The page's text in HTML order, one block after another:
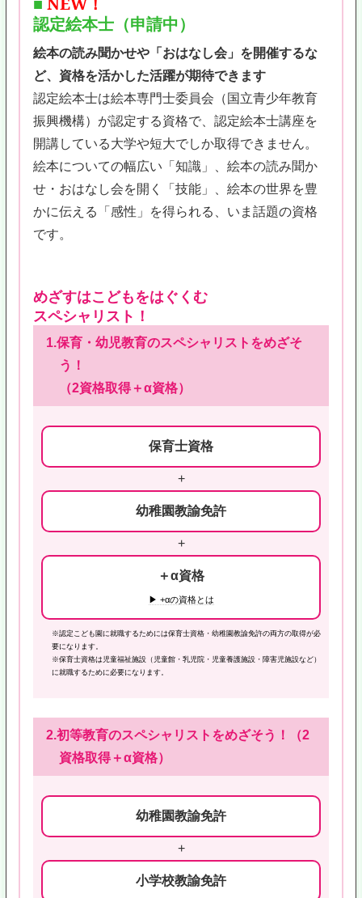
認定絵本士（申請中）
絵本の読み聞かせや「おはなし会」を開催するな
ど、資格を活かした活躍が期待できます
認定絵本士は絵本専門士委員会（国立青少年教育
振興機構）が認定する資格で、認定絵本士講座を
開講している大学や短大でしか取得できません。
絵本についての幅広い「知識」、絵本の読み聞か
せ・おはなし会を開く「技能」、絵本の世界を豊
かに伝える「感性」を得られる、いま話題の資格
です。
めざすはこどもをはぐくむ
スペシャリスト！
1.保育・幼児教育のスペシャリストをめざそ
う！
（2資格取得＋α資格）
保育士資格
+
幼稚園教諭免許
+
＋α資格
▶ +αの資格とは
※認定こども園に就職するためには保育士資格・幼稚園教諭免許の両方の取得が必
要になります。
※保育士資格は児童福祉施設（児童館・乳児院・児童養護施設・障害児施設など）
に就職するために必要になります。
2.初等教育のスペシャリストをめざそう！（2
資格取得＋α資格）
幼稚園教諭免許
+
小学校教諭免許